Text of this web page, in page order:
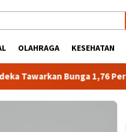
OLAHRAGA KESEHATAN
Bunga 1,76 Persen